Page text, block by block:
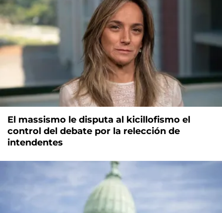
El massismo le disputa al kicillofismo el
control del debate por la relección de
intendentes